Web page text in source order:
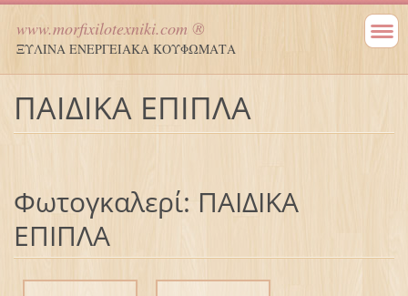
www.morfixilotexniki.com ®
ΞΥΛΙΝΑ ΕΝΕΡΓΕΙΑΚΑ ΚΟΥΦΩΜΑΤΑ
ΠΑΙΔΙΚΑ ΕΠΙΠΛΑ
Φωτογκαλερί: ΠΑΙΔΙΚΑ
ΕΠΙΠΛΑ